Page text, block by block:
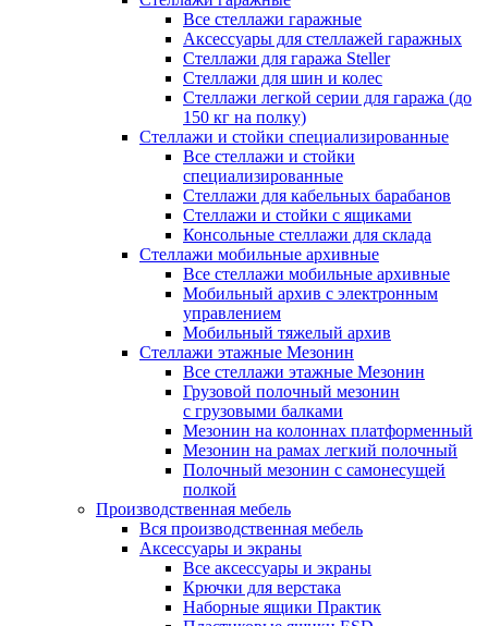
Все стеллажи гаражные
Аксессуары для стеллажей гаражных
Стеллажи для гаража Steller
Стеллажи для шин и колес
Стеллажи легкой серии для гаража (до
150 кг на полку)
Стеллажи и стойки специализированные
Все стеллажи и стойки
специализированные
Стеллажи для кабельных барабанов
Стеллажи и стойки с ящиками
Консольные стеллажи для склада
Стеллажи мобильные архивные
Все стеллажи мобильные архивные
Мобильный архив с электронным
управлением
Мобильный тяжелый архив
Стеллажи этажные Мезонин
Все стеллажи этажные Мезонин
Грузовой полочный мезонин
с грузовыми балками
Мезонин на колоннах платформенный
Мезонин на рамах легкий полочный
Полочный мезонин с самонесущей
полкой
Производственная мебель
Вся производственная мебель
Аксессуары и экраны
Все аксессуары и экраны
Крючки для верстака
Наборные ящики Практик